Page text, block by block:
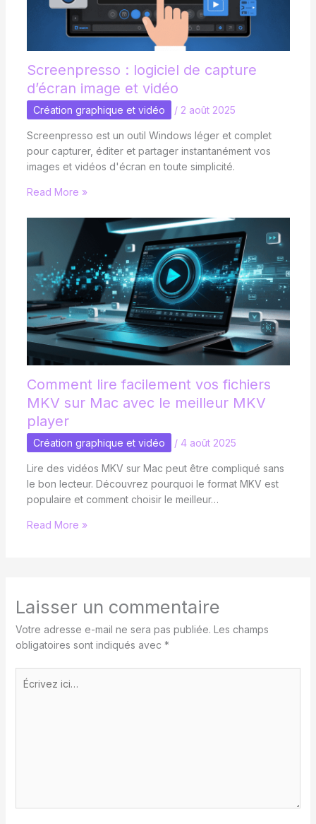
Screenpresso : logiciel de capture
d’écran image et vidéo
Création graphique et vidéo / 2 août 2025
Screenpresso est un outil Windows léger et complet
pour capturer, éditer et partager instantanément vos
images et vidéos d'écran en toute simplicité.
Read More »
Comment lire facilement vos fichiers
MKV sur Mac avec le meilleur MKV
player
Création graphique et vidéo / 4 août 2025
Lire des vidéos MKV sur Mac peut être compliqué sans
le bon lecteur. Découvrez pourquoi le format MKV est
populaire et comment choisir le meilleur…
Read More »
Laisser un commentaire
Votre adresse e-mail ne sera pas publiée. Les champs
obligatoires sont indiqués avec *
ici…